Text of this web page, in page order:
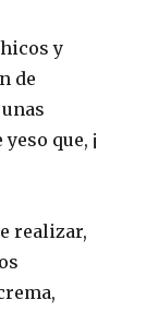
y
de
que, ¡
realizar,